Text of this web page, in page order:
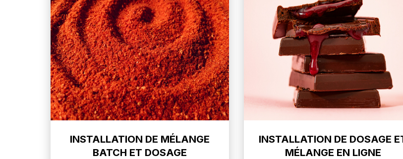
INSTALLATION DE MÉLANGE
BATCH ET DOSAGE
INSTALLATION DE DOSAGE
MÉLANGE EN LIGNE